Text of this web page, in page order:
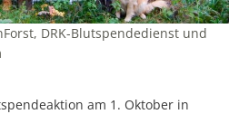
DRK-Blutspendedienst und
am 1. Oktober in